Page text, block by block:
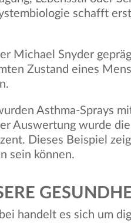
schafft
Michael Snyder
Zustand eines
Asthma-Sprays
Auswertung wurde
Dieses Beispiel
sein können.
handelt es sich um